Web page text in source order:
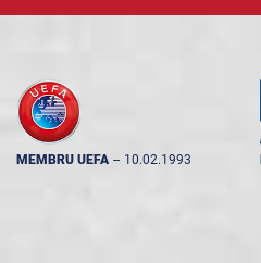
MEMBRU UEFA -- 10.02.1993